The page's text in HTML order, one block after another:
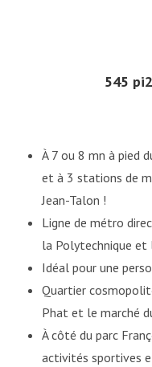
545
À 7 ou 8 mn à pied
et à 3 stations de
Jean-Talon !
Ligne de métro
la Polytechnique et
Idéal pour une
Quartier
Phat et le marché
À côté du parc
activités sportives